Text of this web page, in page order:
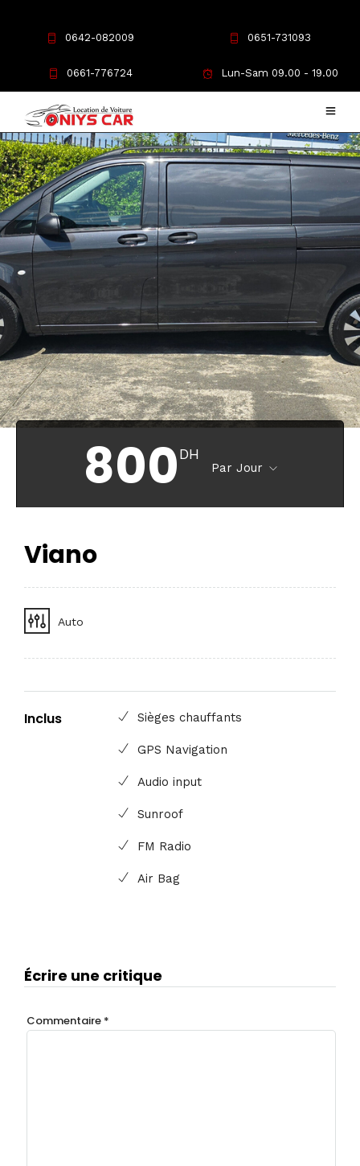
0642-082009 0651-731093
0661-776724 Lun-Sam 09.00 - 19.00
800DH
Par Jour
Viano
Auto
Inclus Sièges chauffants
GPS Navigation
Audio input
Sunroof
FM Radio
Air Bag
Écrire une critique
Commentaire *